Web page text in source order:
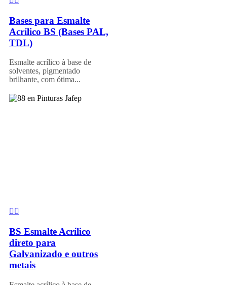
Bases para Esmalte
Acrílico BS (Bases PAL,
TDL)
Esmalte acrílico à base de
solventes, pigmentado
brilhante, com ótima...
BS Esmalte Acrílico
direto para
Galvanizado e outros
metais